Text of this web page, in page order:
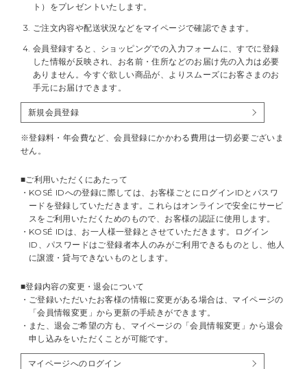
ト）をプレゼントいたします。
ご注文内容や配送状況などをマイページで確認できます。
会員登録すると、ショッピングでの入力フォームに、すでに登録
した情報が反映され、お名前・住所などのお届け先の入力は必要
ありません。今すぐ欲しい商品が、よりスムーズにお客さまのお
手元にお届けできます。
新規会員登録
※登録料・年会費など、会員登録にかかわる費用は一切必要ございま
せん。
■ご利用いただくにあたって
KOSÉ IDへの登録に際しては、お客様ごとにログインIDとパスワ
ードを登録していただきます。これらはオンラインで安全にサービ
スをご利用いただくためのもので、お客様の認証に使用します。
KOSÉ IDは、お一人様一登録とさせていただきます。ログイン
ID、パスワードはご登録者本人のみがご利用できるものとし、他人
に譲渡・貸与できないものとします。
■登録内容の変更・退会について
ご登録いただいたお客様の情報に変更がある場合は、マイページの
「会員情報変更」から更新の手続きができます。
また、退会ご希望の方も、マイページの「会員情報変更」から退会
申し込みをいただくことが可能です。
マイページへのログイン